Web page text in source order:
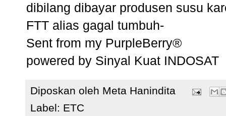
dibilang dibayar produsen susu
FTT alias gagal tumbuh-
Sent from my PurpleBerry®
powered by Sinyal Kuat INDOSAT
Diposkan oleh Meta Hanindita
Label: ETC